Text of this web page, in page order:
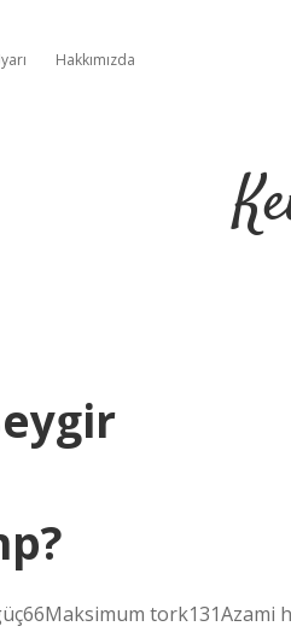
Hakkımızda
tork131Azami